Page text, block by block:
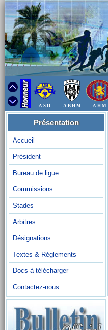
A.S.O A.B.H.M A.H.M
Présentation
Accueil
Président
Bureau de ligue
Commissions
Stades
Arbitres
Désignations
Textes & Réglements
Docs à télécharger
Contactez-nous